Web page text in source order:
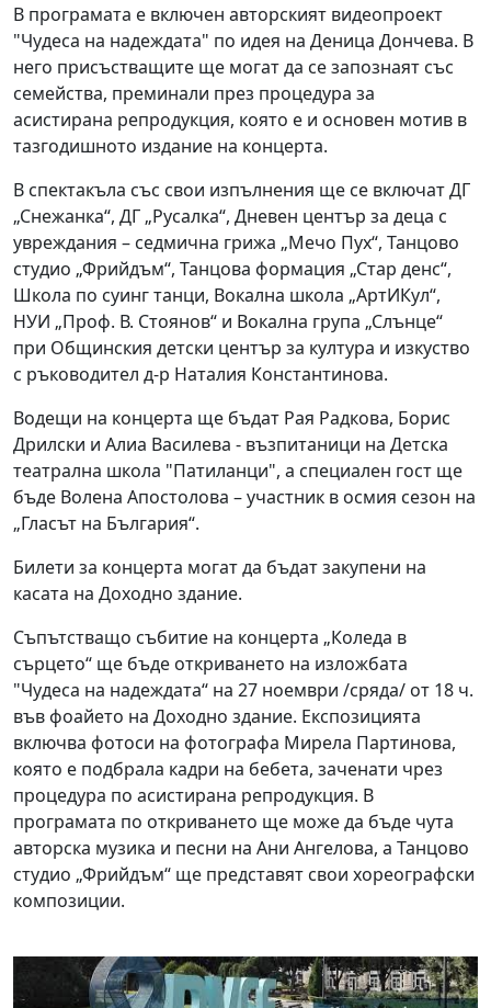
В програмата е включен авторският видеопроект
"Чудеса на надеждата" по идея на Деница Дончева. В
него присъстващите ще могат да се запознаят със
семейства, преминали през процедура за
асистирана репродукция, която е и основен мотив в
тазгодишното издание на концерта.
В спектакъла със свои изпълнения ще се включат ДГ
„Снежанка“, ДГ „Русалка“, Дневен център за деца с
увреждания – седмична грижа „Мечо Пух“, Танцово
студио „Фрийдъм“, Танцова формация „Стар денс“,
Школа по суинг танци, Вокална школа „АртИКул“,
НУИ „Проф. В. Стоянов“ и Вокална група „Слънце“
при Общинския детски център за култура и изкуство
с ръководител д-р Наталия Константинова.
Водещи на концерта ще бъдат Рая Радкова, Борис
Дрилски и Алиа Василева - възпитаници на Детска
театрална школа "Патиланци", а специален гост ще
бъде Волена Апостолова – участник в осмия сезон на
„Гласът на България“.
Билети за концерта могат да бъдат закупени на
касата на Доходно здание.
Съпътстващо събитие на концерта „Коледа в
сърцето“ ще бъде откриването на изложбата
"Чудеса на надеждата“ на 27 ноември /сряда/ от 18 ч.
във фоайето на Доходно здание. Експозицията
включва фотоси на фотографа Мирела Партинова,
която е подбрала кадри на бебета, заченати чрез
процедура по асистирана репродукция. В
програмата по откриването ще може да бъде чута
авторска музика и песни на Ани Ангелова, а Танцово
студио „Фрийдъм“ ще представят свои хореографски
композиции.